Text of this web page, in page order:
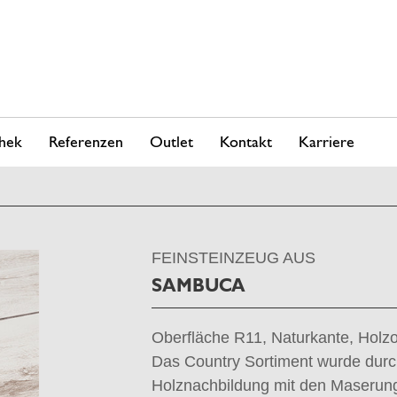
Referenzen Outlet Kontakt Karriere
FEINSTEINZEUG AUS
SAMBUCA
Oberfläche R11, Naturkante,
Das Country Sortiment wurde
Holznachbildung mit den